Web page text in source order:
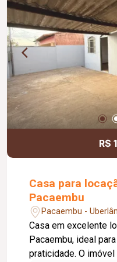
R$
Casa para
Pacaembu
Pacaembu -
Casa em excelente
Pacaembu, ideal
praticidade. O